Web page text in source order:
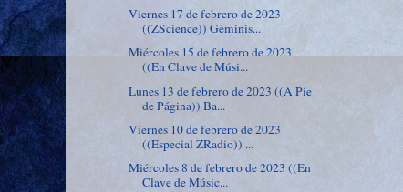
Viernes 17 de febrero de 2023
((ZScience)) Géminis...
Miércoles 15 de febrero de 2023
((En Clave de Músi...
Lunes 13 de febrero de 2023 ((A Pie
de Página)) Ba...
Viernes 10 de febrero de 2023
((Especial ZRadio)) ...
Miércoles 8 de febrero de 2023 ((En
Clave de Músic...